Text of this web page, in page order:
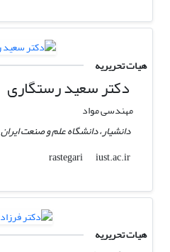
هیات تحریریه
دکتر سعید رستگاری
مهندسی مواد
دانشیار، دانشگاه علم و صنعت ایران
rastegari
iust.ac.ir
هیات تحریریه